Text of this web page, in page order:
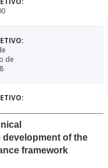
de
of the
framework